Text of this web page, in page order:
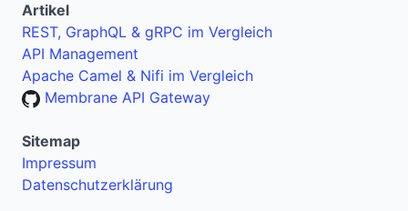
Artikel
REST, GraphQL & gRPC im Vergleich
API Management
Apache Camel & Nifi im Vergleich
Membrane API Gateway
Sitemap
Impressum
Datenschutzerklärung